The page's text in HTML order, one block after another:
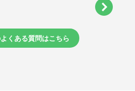
くある質問はこちら